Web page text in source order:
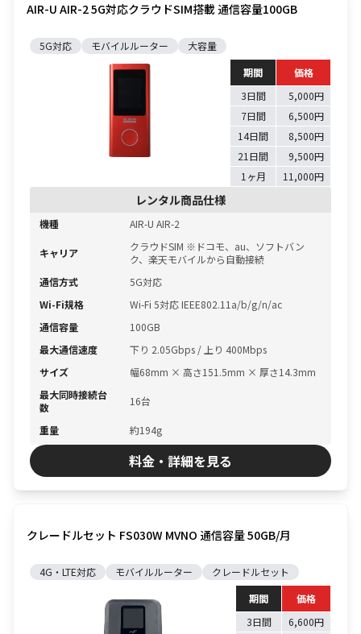
AIR-U AIR-2 5G対応クラウドSIM搭載 通信容量100GB
5G対応 モバイルルーター
大容量
期間
価格
3日間
5,000円
7日間
6,500円
14日間
8,500円
21日間
9,500円
1ヶ月
11,000円
レンタル商品仕様
機種 AIR-U AIR-2
キャリア
クラウドSIM ※ドコモ、au、ソフトバン
ク、楽天モバイルから自動接続
通信方式
5G対応
Wi-Fi規格
Wi-Fi 5対応 IEEE802.11a/b/g/n/ac
通信容量
100GB
最大通信速度
下り 2.05Gbps / 上り 400Mbps
サイズ
幅68mm × 高さ151.5mm × 厚さ14.3mm
最大同時接続台
数
16台
重量 約194g
料金・詳細を見る
クレードルセット FS030W MVNO 通信容量 50GB/月
4G・LTE対応 モバイルルーター
クレードルセット
期間
価格
3日間
6,600円